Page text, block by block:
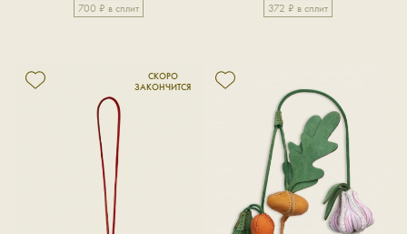
700 ₽ в сплит 372 ₽ в сплит